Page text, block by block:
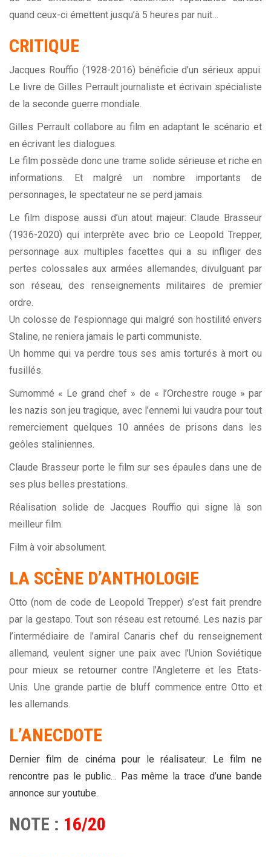
quand ceux-ci émettent jusqu’à 5 heures par nuit…
CRITIQUE
Jacques Rouffio (1928-2016) bénéficie d’un sérieux appui:
Le livre de Gilles Perrault journaliste et écrivain spécialiste
de la seconde guerre mondiale.
Gilles Perrault collabore au film en adaptant le scénario et
en écrivant les dialogues.
Le film possède donc une trame solide sérieuse et riche en
informations. Et malgré un nombre importants de
personnages, le spectateur ne se perd jamais.
Le film dispose aussi d’un atout majeur: Claude Brasseur
(1936-2020) qui interprète avec brio ce Leopold Trepper,
personnage aux multiples facettes qui a su infliger des
pertes colossales aux armées allemandes, divulguant par
son réseau, des renseignements militaires de premier
ordre.
Un colosse de l’espionnage qui malgré son hostilité envers
Staline, ne reniera jamais le parti communiste.
Un homme qui va perdre tous ses amis torturés à mort ou
fusillés.
Surnommé « Le grand chef » de « l’Orchestre rouge » par
les nazis son jeu tragique, avec l’ennemi lui vaudra pour tout
remerciement quelques 10 années de prisons dans les
geôles staliniennes.
Claude Brasseur porte le film sur ses épaules dans une de
ses plus belles prestations.
Réalisation solide de Jacques Rouffio qui signe là son
meilleur film.
Film à voir absolument.
LA SCÈNE D’ANTHOLOGIE
Otto (nom de code de Leopold Trepper) s’est fait prendre
par la gestapo. Tout son réseau est retourné. Les nazis par
l’intermédiaire de l’amiral Canaris chef du renseignement
allemand, veulent signer une paix avec l’Union Soviétique
pour mieux se retourner contre l’Angleterre et les Etats-
Unis. Une grande partie de bluff commence entre Otto et
les allemands.
L’ANECDOTE
Dernier film de cinéma pour le réalisateur. Le film ne
rencontre pas le public… Pas même la trace d’une bande
annonce sur youtube.
NOTE : 16/20